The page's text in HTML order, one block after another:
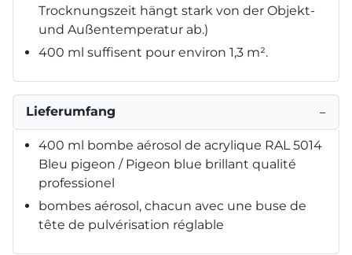
Trocknungszeit hängt stark von der Objekt-
und Außentemperatur ab.)
400 ml suffisent pour environ 1,3 m².
Lieferumfang −
400 ml bombe aérosol de acrylique RAL 5014
Bleu pigeon / Pigeon blue brillant qualité
professionel
bombes aérosol, chacun avec une buse de
tête de pulvérisation réglable